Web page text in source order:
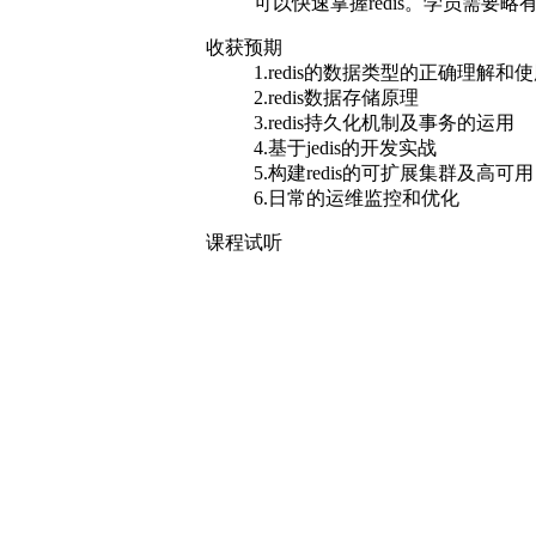
收获预期
1.redis的数据类型的正确理解和使
2.redis数据存储原理
3.redis持久化机制及事务的运用
4.基于jedis的开发实战
5.构建redis的可扩展集群及高可用
6.日常的运维监控和优化
课程试听